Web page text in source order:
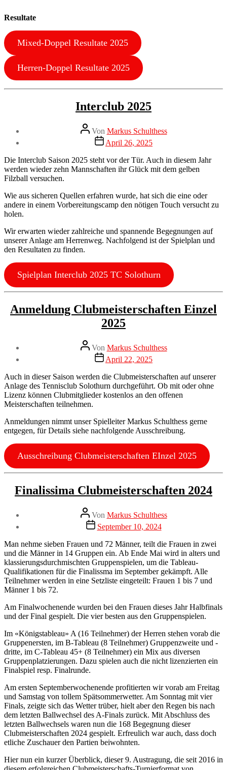
Resultate
Mixed-Doppel Resultate 2025
Herren-Doppel Resultate 2025
Interclub 2025
Beitragsautor
Von Markus Schulthess
Veröffentlichungsdatum
April 26, 2025
Die Interclub Saison 2025 steht vor der Tür. Auch in diesem Jahr
werden wieder zehn Mannschaften ihr Glück mit dem gelben
Filzball versuchen.
Wie aus sicheren Quellen erfahren wurde, hat sich die eine oder
andere in einem Vorbereitungscamp den nötigen Touch versucht zu
holen.
Wir erwarten wieder zahlreiche und spannende Begegnungen auf
unserer Anlage am Herrenweg. Nachfolgend ist der Spielplan und
den Resultaten zu finden.
Spielplan Interclub 2025 TC Solothurn
Kategorien
Neuigkeiten
Anmeldung Clubmeisterschaften Einzel
2025
Beitragsautor
Von Markus Schulthess
Veröffentlichungsdatum
April 22, 2025
Auch in dieser Saison werden die Clubmeisterschaften auf unserer
Anlage des Tennisclub Solothurn durchgeführt. Ob mit oder ohne
Lizenz können Clubmitglieder kostenlos an den offenen
Meisterschaften teilnehmen.
Anmeldungen nimmt unser Spielleiter Markus Schulthess gerne
entgegen, für Details siehe nachfolgende Ausschreibung.
Ausschreibung Clubmeisterschaften EInzel 2025
Kategorien
Clubmeisterschaft
Neuigkeiten
Finalissima Clubmeisterschaften 2024
Beitragsautor
Von Markus Schulthess
Veröffentlichungsdatum
September 10, 2024
Man nehme sieben Frauen und 72 Männer, teilt die Frauen in zwei
und die Männer in 14 Gruppen ein. Ab Ende Mai wird in alters und
klassierungsdurchmischten Gruppenspielen, um die Tableau-
Qualifikationen für die Finalissma im September gekämpft. Alle
Teilnehmer werden in eine Setzliste eingeteilt: Frauen 1 bis 7 und
Männer 1 bis 72.
Am Finalwochenende wurden bei den Frauen dieses Jahr Halbfinals
und der Final gespielt. Die vier besten aus den Gruppenspielen.
Im «Königstableau» A (16 Teilnehmer) der Herren stehen vorab die
Gruppenersten, im B-Tableau (8 Teilnehmer) Gruppenzweite und -
dritte, im C-Tableau 45+ (8 Teilnehmer) ein Mix aus diversen
Gruppenplatzierungen. Dazu spielen auch die nicht lizenzierten ein
Finalspiel resp. Finalrunde.
Am ersten Septemberwochenende profitierten wir vorab am Freitag
und Samstag von tollem Spätsommerwetter. Am Sonntag mit vier
Finals, zeigte sich das Wetter trüber, hielt aber den Regen bis nach
dem letzten Ballwechsel des A-Finals zurück. Mit Abschluss des
letzten Ballwechsels waren nun die 168 Begegnung dieser
Clubmeisterschaften 2024 gespielt. Erfreulich war auch, dass doch
etliche Zuschauer den Partien beiwohnten.
Hier nun ein kurzer Überblick, dieser 9. Austragung, die seit 2016 in